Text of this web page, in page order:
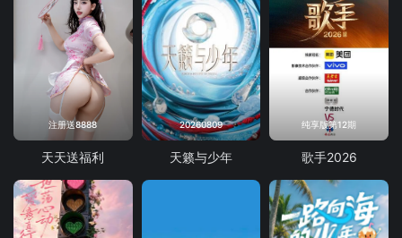
注册送8888
天天送福利
20260809
天籁与少年
纯享版第12期
歌手2026